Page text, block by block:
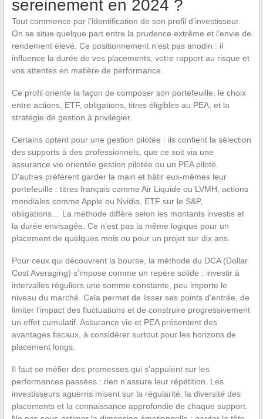
sereinement en 2024 ?
Tout commence par l’identification de son profil d’investisseur.
On se situe quelque part entre la prudence extrême et l’envie de
rendement élevé. Ce positionnement n’est pas anodin : il
influence la durée de vos placements, votre rapport au risque et
vos attentes en matière de performance.
Ce profil oriente la façon de composer son portefeuille, le choix
entre actions, ETF, obligations, titres éligibles au PEA, et la
stratégie de gestion à privilégier.
Certains optent pour une gestion pilotée : ils confient la sélection
des supports à des professionnels, que ce soit via une
assurance vie orientée gestion pilotée ou un PEA piloté.
D’autres préfèrent garder la main et bâtir eux-mêmes leur
portefeuille : titres français comme Air Liquide ou LVMH, actions
mondiales comme Apple ou Nvidia, ETF sur le S&P,
obligations… La méthode diffère selon les montants investis et
la durée envisagée. Ce n’est pas la même logique pour un
placement de quelques mois ou pour un projet sur dix ans.
Pour ceux qui découvrent la bourse, la méthode du DCA (Dollar
Cost Averaging) s’impose comme un repère solide : investir à
intervalles réguliers une somme constante, peu importe le
niveau du marché. Cela permet de lisser ses points d’entrée, de
limiter l’impact des fluctuations et de construire progressivement
un effet cumulatif. Assurance vie et PEA présentent des
avantages fiscaux, à considérer surtout pour les horizons de
placement longs.
Il faut se méfier des promesses qui s’appuient sur les
performances passées : rien n’assure leur répétition. Les
investisseurs aguerris misent sur la régularité, la diversité des
placements et la connaissance approfondie de chaque support.